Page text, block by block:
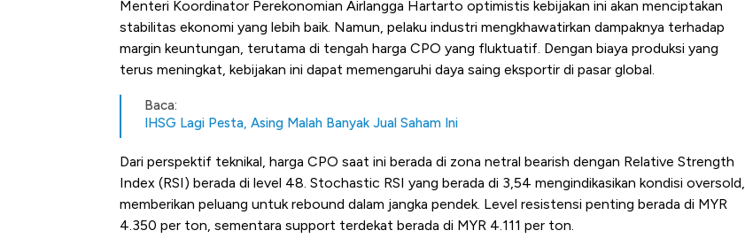
Menteri Koordinator Perekonomian Airlangga Hartarto optimistis kebijakan ini akan menciptakan
stabilitas ekonomi yang lebih baik. Namun, pelaku industri mengkhawatirkan dampaknya terhadap
margin keuntungan, terutama di tengah harga CPO yang fluktuatif. Dengan biaya produksi yang
terus meningkat, kebijakan ini dapat memengaruhi daya saing eksportir di pasar global.
Baca:
IHSG Lagi Pesta, Asing Malah Banyak Jual Saham Ini
Dari perspektif teknikal, harga CPO saat ini berada di zona netral bearish dengan Relative Strength
Index (RSI) berada di level 48. Stochastic RSI yang berada di 3,54 mengindikasikan kondisi oversold,
memberikan peluang untuk rebound dalam jangka pendek. Level resistensi penting berada di MYR
4.350 per ton, sementara support terdekat berada di MYR 4.111 per ton.
Alas Kaki Tumbuh Double Digit